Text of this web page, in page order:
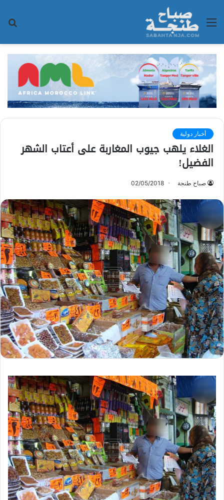
القائمة
أخبار دولية
الغلاء يلهب جيوب المغاربة على أعتاب الشهر
الفضيل!
صباح طنجة 02/05/2018